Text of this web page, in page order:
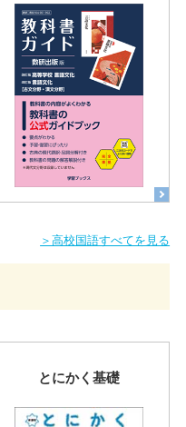
＞高校国語すべてを見る
とにかく基礎